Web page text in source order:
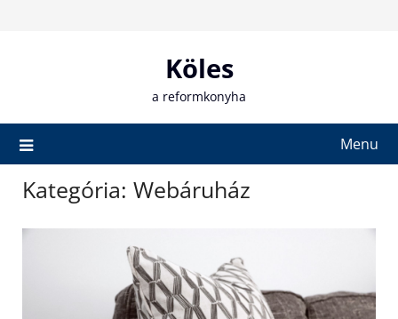
Köles
a reformkonyha
Menu
Kategória: Webáruház